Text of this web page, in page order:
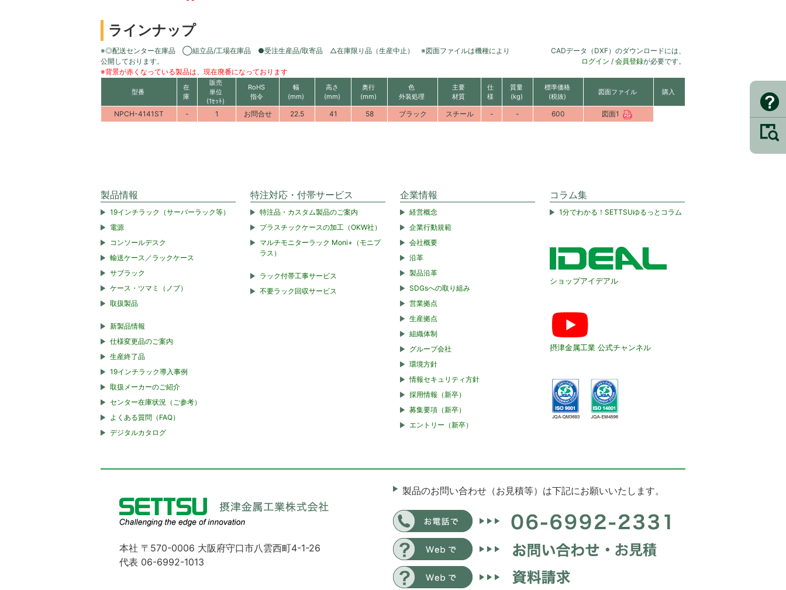
ラインナップ
※◎配送センター在庫品 ◯組立品/工場在庫品 ●受注生産品/取寄品 △在庫限り品（生産中止） ※図面ファイルは機種により
公開しております。
※背景が赤くなっている製品は、現在廃番になっております
CADデータ（DXF）のダウンロードには、
ログイン / 会員登録が必要です。
型番
在
庫
販売
単位
(1ｾｯﾄ)
RoHS
指令
幅
(mm)
高さ
(mm)
奥行
(mm)
色
外装処理
主要
材質
仕
様
質量
(kg)
標準価格
(税抜)
図面ファイル 購入
NPCH-4141ST - 1 お問合せ 22.5 41 58 ブラック スチール - - 600 図面1
製品情報
19インチラック（サーバーラック等）
電源
コンソールデスク
輸送ケース／ラックケース
サブラック
ケース・ツマミ（ノブ）
取扱製品
新製品情報
仕様変更品のご案内
生産終了品
19インチラック導入事例
取扱メーカーのご紹介
センター在庫状況（ご参考）
よくある質問（FAQ）
デジタルカタログ
特注対応・付帯サービス
特注品・カスタム製品のご案内
プラスチックケースの加工（OKW社）
マルチモニターラック Moni+（モニプ
ラス）
ラック付帯工事サービス
不要ラック回収サービス
企業情報
経営概念
企業行動規範
会社概要
沿革
製品沿革
SDGsへの取り組み
営業拠点
生産拠点
組織体制
グループ会社
環境方針
情報セキュリティ方針
採用情報（新卒）
募集要項（新卒）
エントリー（新卒）
コラム集
1分でわかる！SETTSUゆるっとコラム
ショップアイデアル
摂津金属工業 公式チャンネル
本社 〒570-0006 大阪府守口市八雲西町4-1-26
代表 06-6992-1013
製品のお問い合わせ（お見積等）は下記にお願いいたします。